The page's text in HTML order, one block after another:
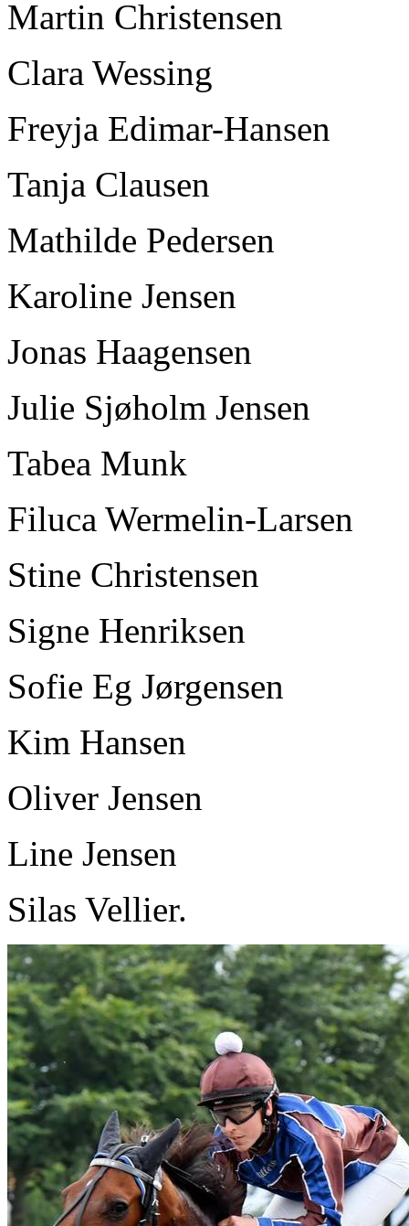
Martin Christensen
Clara Wessing
Freyja Edimar-Hansen
Tanja Clausen
Mathilde Pedersen
Karoline Jensen
Jonas Haagensen
Julie Sjøholm Jensen
Tabea Munk
Filuca Wermelin-Larsen
Stine Christensen
Signe Henriksen
Sofie Eg Jørgensen
Kim Hansen
Oliver Jensen
Line Jensen
Silas Vellier.